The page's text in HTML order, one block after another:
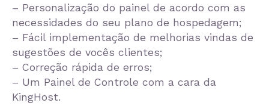
– Personalização do painel de acordo com as
necessidades do seu plano de hospedagem;
– Fácil implementação de melhorias vindas de
sugestões de vocês clientes;
– Correção rápida de erros;
– Um Painel de Controle com a cara da
KingHost.